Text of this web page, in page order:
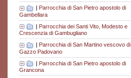
| Parrocchia di San Pietro apostolo di
Gambellara
| Parrocchia dei Santi Vito, Modesto e
Crescenzia di Gambugliano
Parrocchia di San Martino vescovo di
Gazzo Padovano
| Parrocchia di San Pietro apostolo di
Grancona